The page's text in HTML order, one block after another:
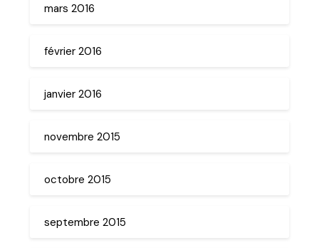
mars 2016
février 2016
janvier 2016
novembre 2015
octobre 2015
septembre 2015